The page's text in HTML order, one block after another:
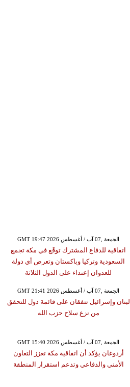
GMT 19:47 2026 الجمعة ,07 آب / أغسطس
اتفاقية للدفاع المشترك توقَع في مكة تجمع
السعودية وتركيا وباكستان وتعرض أي دولة
للعدوان إعتداء على الدول الثلاثة
GMT 21:41 2026 الجمعة ,07 آب / أغسطس
لبنان وإسرائيل تتفقان على قائمة دول للتحقق
من نزع سلاح حزب الله
GMT 15:40 2026 الجمعة ,07 آب / أغسطس
أردوغان يؤكد أن اتفاقية مكة تعزز التعاون
الأمني والدفاعي وتدعم استقرار المنطقة